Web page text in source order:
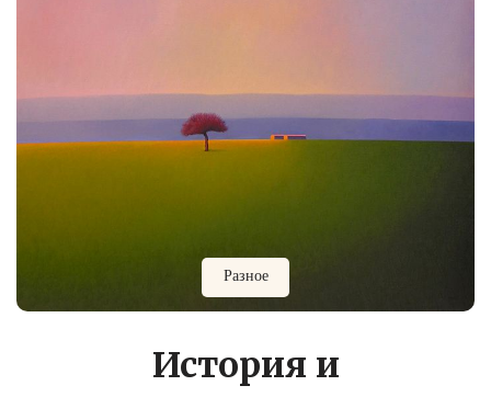
Разное
История и